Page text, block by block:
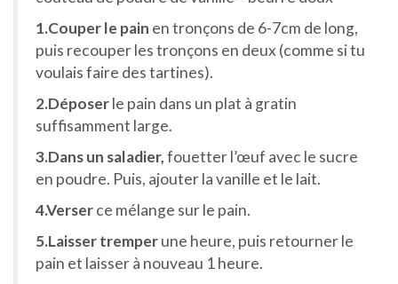
1.Couper le pain en tronçons de 6-7cm de long,
puis recouper les tronçons en deux (comme si tu
voulais faire des tartines).
2.Déposerle pain dans un plat à gratin
suffisamment large.
3.Dans un saladier,fouetter l’œuf avec le sucre
en poudre. Puis, ajouter la vanille et le lait.
4.Verserce mélange sur le pain.
5.Laisser tremperune heure, puis retourner le
pain et laisser à nouveau 1 heure.